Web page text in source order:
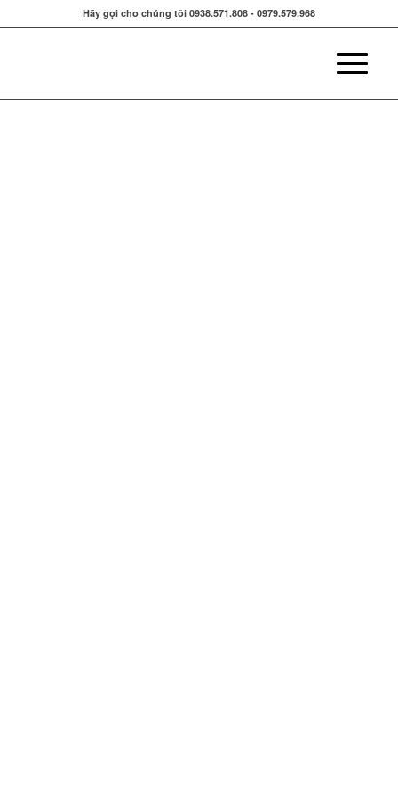
Hãy gọi cho chúng tôi 0938.571.808 - 0979.579.968